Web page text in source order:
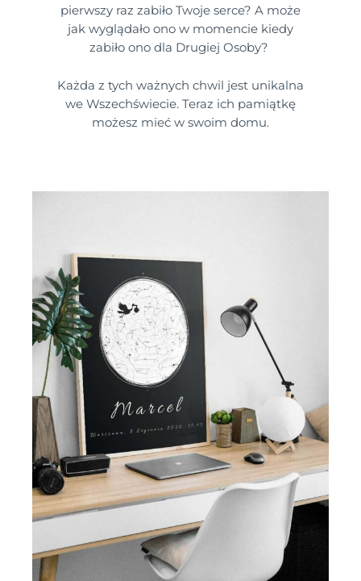
pierwszy raz zabiło Twoje serce? A może
jak wyglądało ono w momencie kiedy
zabiło ono dla Drugiej Osoby?
Każda z tych ważnych chwil jest unikalna
we Wszechświecie. Teraz ich pamiątkę
możesz mieć w swoim domu.